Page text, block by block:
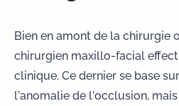
Bien en amont de la chirurgie
chirurgien maxillo-facial
clinique. Ce dernier se base
l’anomalie de l’occlusion,